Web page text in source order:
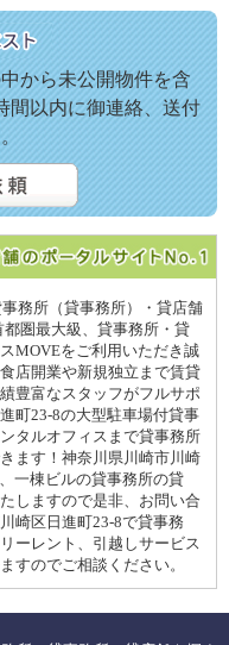
から未公開物件を含
間以内に御連絡、送付
務所（貸事務所）・貸店舗
圏最大級、貸事務所・貸
MOVEをご利用いただき誠
店開業や新規独立まで賃貸
豊富なスタッフがフルサポ
町23-8の大型駐車場付貸事
タルオフィスまで貸事務所
ます！神奈川県川崎市川崎
一棟ビルの貸事務所の貸
しますので是非、お問い合
崎区日進町23-8で貸事務
ーレント、引越しサービス
すのでご相談ください。